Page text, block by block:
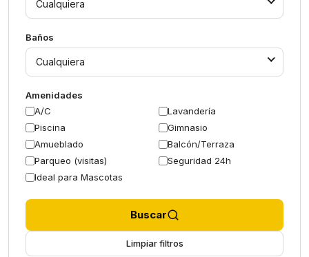
Cualquiera
Baños
Cualquiera
Amenidades
A/C
Lavandería
Piscina
Gimnasio
Amueblado
Balcón/Terraza
Parqueo (visitas)
Seguridad 24h
Ideal para Mascotas
Buscar
Limpiar filtros